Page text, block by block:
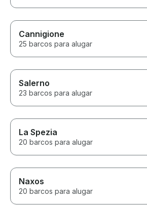
Cannigione
25 barcos para alugar
Salerno
23 barcos para alugar
La Spezia
20 barcos para alugar
Naxos
20 barcos para alugar